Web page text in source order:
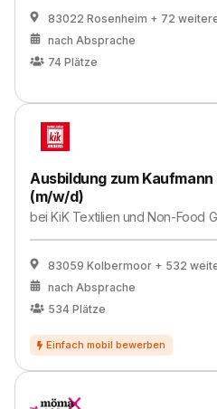
83022 Rosenheim + 72
nach Absprache
74 Plätze
Ausbildung zum Kaufmann
(m/w/d)
beiKiK Textilien und Non-Food
83059 Kolbermoor + 532
nach Absprache
534 Plätze